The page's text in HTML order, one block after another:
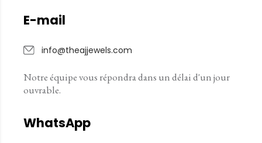
E-mail
info@theajjewels.com
Notre équipe vous répondra dans un délai d'un jour
ouvrable.
WhatsApp